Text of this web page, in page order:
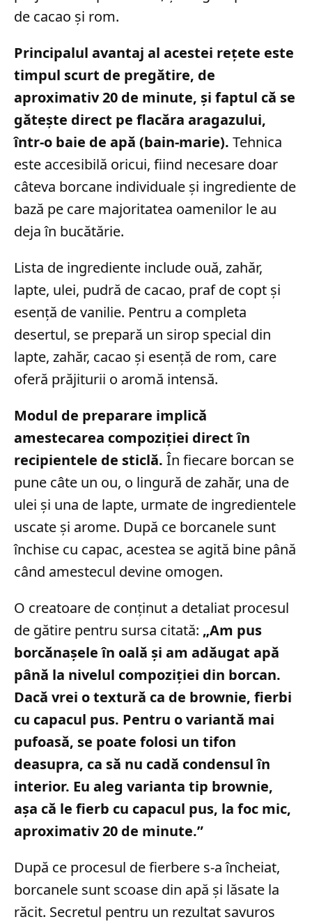
de cacao și rom.
Principalul avantaj al acestei rețete este
timpul scurt de pregătire, de
aproximativ 20 de minute, și faptul că se
gătește direct pe flacăra aragazului,
într-o baie de apă (bain-marie). Tehnica
este accesibilă oricui, fiind necesare doar
câteva borcane individuale și ingrediente de
bază pe care majoritatea oamenilor le au
deja în bucătărie.
Lista de ingrediente include ouă, zahăr,
lapte, ulei, pudră de cacao, praf de copt și
esență de vanilie. Pentru a completa
desertul, se prepară un sirop special din
lapte, zahăr, cacao și esență de rom, care
oferă prăjiturii o aromă intensă.
Modul de preparare implică
amestecarea compoziției direct în
recipientele de sticlă. În fiecare borcan se
pune câte un ou, o lingură de zahăr, una de
ulei și una de lapte, urmate de ingredientele
uscate și arome. După ce borcanele sunt
închise cu capac, acestea se agită bine până
când amestecul devine omogen.
O creatoare de conținut a detaliat procesul
de gătire pentru sursa citată: „Am pus
borcănașele în oală și am adăugat apă
până la nivelul compoziției din borcan.
Dacă vrei o textură ca de brownie, fierbi
cu capacul pus. Pentru o variantă mai
pufoasă, se poate folosi un tifon
deasupra, ca să nu cadă condensul în
interior. Eu aleg varianta tip brownie,
așa că le fierb cu capacul pus, la foc mic,
aproximativ 20 de minute.”
După ce procesul de fierbere s-a încheiat,
borcanele sunt scoase din apă și lăsate la
răcit. Secretul pentru un rezultat savuros